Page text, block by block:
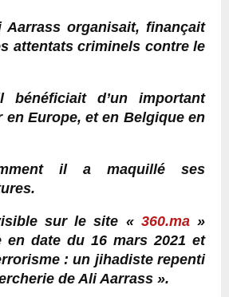
Aarrass organisait, finançait
attentats criminels contre le
bénéficiait d’un important
Europe, et en Belgique en
il a maquillé ses
sur le site « 360.ma»
en date du 16 mars 2021 et
: un jihadiste repenti
de Ali Aarrass ».